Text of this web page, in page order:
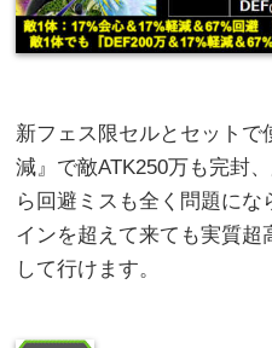
新フェス限セルとセットで
減』で敵ATK250万も完封
ら回避ミスも全く問題にな
インを超えて来ても実質
して行けます。